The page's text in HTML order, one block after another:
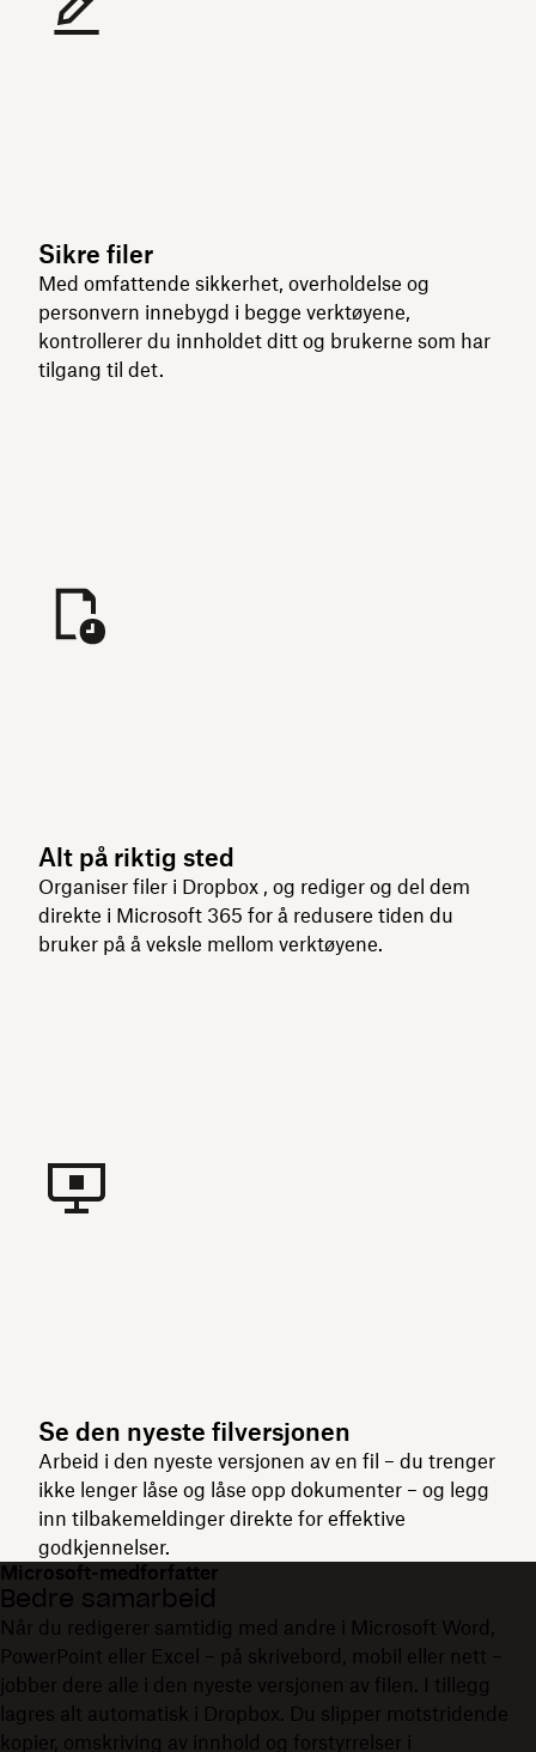
Sikre filer
Med omfattende sikkerhet, overholdelse og
personvern innebygd i begge verktøyene,
kontrollerer du innholdet ditt og brukerne som har
tilgang til det.
Alt på riktig sted
Organiser filer i Dropbox , og rediger og del dem
direkte i Microsoft 365 for å redusere tiden du
bruker på å veksle mellom verktøyene.
Se den nyeste filversjonen
Arbeid i den nyeste versjonen av en fil – du trenger
ikke lenger låse og låse opp dokumenter – og legg
inn tilbakemeldinger direkte for effektive
godkjennelser.
Microsoft-medforfatter
Bedre samarbeid
Når du redigerer samtidig med andre i Microsoft Word,
PowerPoint eller Excel – på skrivebord, mobil eller nett –
jobber dere alle i den nyeste versjonen av filen. I tillegg
lagres alt automatisk i Dropbox. Du slipper motstridende
kopier, omskriving av innhold og forstyrrelser i